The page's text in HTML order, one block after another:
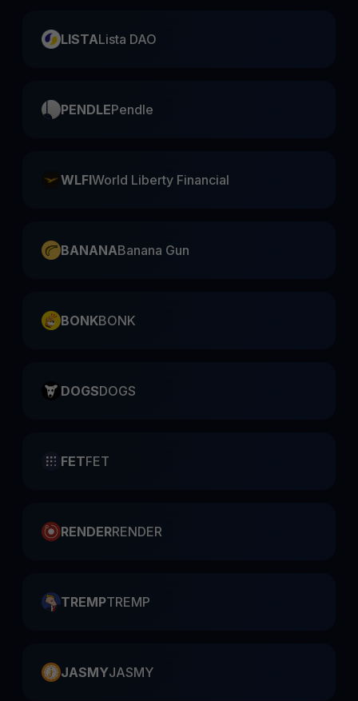
LISTALista DAO
PENDLEPendle
WLFIWorld Liberty Financial
BANANABanana Gun
BONKBONK
DOGSDOGS
FETFET
RENDERRENDER
TREMPTREMP
JASMYJASMY